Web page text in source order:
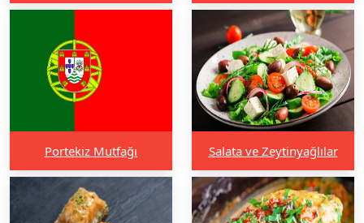
Portekiz Mutfağı Salata ve Zeytinyağlılar